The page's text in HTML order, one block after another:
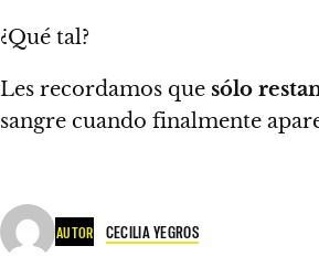
¿Qué tal?
Les recordamos que sólo
sangre cuando finalmente
AUTOR CECILIA YEGROS